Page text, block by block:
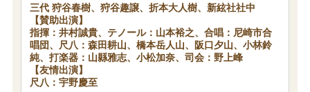
三代 狩谷春樹、狩谷趣譲、折本大人樹、新絃社社中
【賛助出演】
指揮：井村誠貴、テノール：山本裕之、合唱：尼崎市合
唱団、尺八：森田耕山、橋本岳人山、阪口夕山、小林鈴
純、打楽器：山縣雅志、小松加奈、司会：野上峰
【友情出演】
尺八：宇野慶至